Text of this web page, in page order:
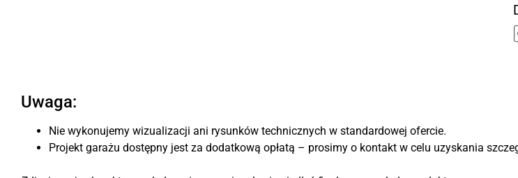
Uwaga:
Nie wykonujemy wizualizacji ani rysunków technicznych w standardowej ofercie.
Projekt garażu dostępny jest za dodatkową opłatą – prosimy o kontakt w celu uzyskania